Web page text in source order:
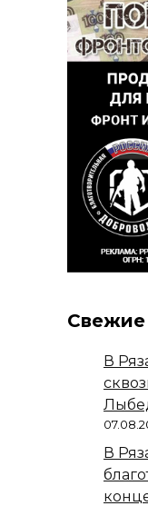
Свежие
В
В